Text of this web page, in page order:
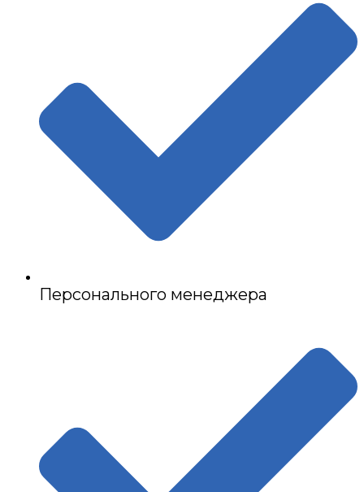
Персонального менеджера